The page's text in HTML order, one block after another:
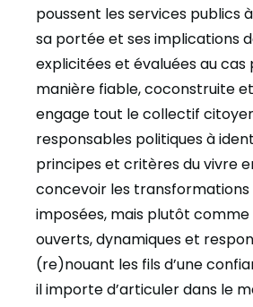
poussent les services publics
sa portée et ses implications
explicitées et évaluées au cas
manière fiable, coconstruite
engage tout le collectif
responsables politiques à
principes et critères du vivre
concevoir les transformations
imposées, mais plutôt
ouverts, dynamiques et
(re)nouant les fils d’une
il importe d’articuler dans le